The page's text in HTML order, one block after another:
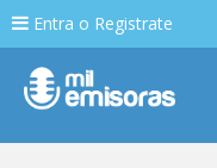
Entra o Registrate